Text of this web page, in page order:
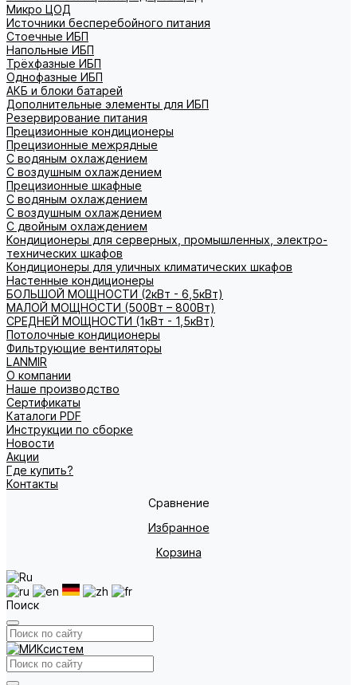
Микро ЦОД
Источники бесперебойного питания
Стоечные ИБП
Напольные ИБП
Трёхфазные ИБП
Однофазные ИБП
АКБ и блоки батарей
Дополнительные элементы для ИБП
Резервирование питания
Прецизионные кондиционеры
Прецизионные межрядные
С водяным охлаждением
С воздушным охлаждением
Прецизионные шкафные
С водяным охлаждением
С воздушным охлаждением
С двойным охлаждением
Кондиционеры для серверных, промышленных, электро-
технических шкафов
Кондиционеры для уличных климатических шкафов
Настенные кондиционеры
БОЛЬШОЙ МОЩНОСТИ (2кВт - 6,5кВт)
МАЛОЙ МОЩНОСТИ (500Вт – 800Вт)
СРЕДНЕЙ МОЩНОСТИ (1кВт - 1,5кВт)
Потолочные кондиционеры
Фильтрующие вентиляторы
LANMIR
О компании
Наше производство
Сертификаты
Каталоги PDF
Инструкции по сборке
Новости
Акции
Где купить?
Контакты
Сравнение
Избранное
Корзина
Поиск